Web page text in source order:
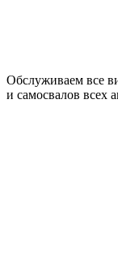
Обслуживаем все
и самосвалов всех